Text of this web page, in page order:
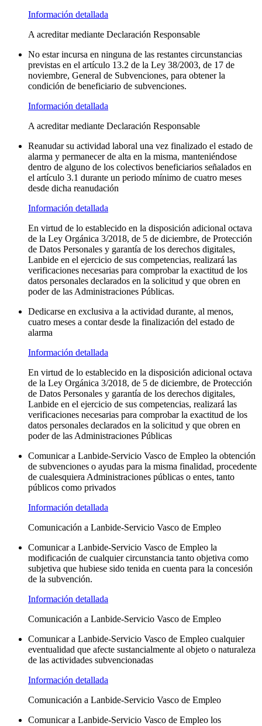
Información detallada
A acreditar mediante Declaración Responsable
No estar incursa en ninguna de las restantes circunstancias
previstas en el artículo 13.2 de la Ley 38/2003, de 17 de
noviembre, General de Subvenciones, para obtener la
condición de beneficiario de subvenciones.
Información detallada
A acreditar mediante Declaración Responsable
Reanudar su actividad laboral una vez finalizado el estado de
alarma y permanecer de alta en la misma, manteniéndose
dentro de alguno de los colectivos beneficiarios señalados en
el artículo 3.1 durante un periodo mínimo de cuatro meses
desde dicha reanudación
Información detallada
En virtud de lo establecido en la disposición adicional octava
de la Ley Orgánica 3/2018, de 5 de diciembre, de Protección
de Datos Personales y garantía de los derechos digitales,
Lanbide en el ejercicio de sus competencias, realizará las
verificaciones necesarias para comprobar la exactitud de los
datos personales declarados en la solicitud y que obren en
poder de las Administraciones Públicas.
Dedicarse en exclusiva a la actividad durante, al menos,
cuatro meses a contar desde la finalización del estado de
alarma
Información detallada
En virtud de lo establecido en la disposición adicional octava
de la Ley Orgánica 3/2018, de 5 de diciembre, de Protección
de Datos Personales y garantía de los derechos digitales,
Lanbide en el ejercicio de sus competencias, realizará las
verificaciones necesarias para comprobar la exactitud de los
datos personales declarados en la solicitud y que obren en
poder de las Administraciones Públicas
Comunicar a Lanbide-Servicio Vasco de Empleo la obtención
de subvenciones o ayudas para la misma finalidad, procedente
de cualesquiera Administraciones públicas o entes, tanto
públicos como privados
Información detallada
Comunicación a Lanbide-Servicio Vasco de Empleo
Comunicar a Lanbide-Servicio Vasco de Empleo la
modificación de cualquier circunstancia tanto objetiva como
subjetiva que hubiese sido tenida en cuenta para la concesión
de la subvención.
Información detallada
Comunicación a Lanbide-Servicio Vasco de Empleo
Comunicar a Lanbide-Servicio Vasco de Empleo cualquier
eventualidad que afecte sustancialmente al objeto o naturaleza
de las actividades subvencionadas
Información detallada
Comunicación a Lanbide-Servicio Vasco de Empleo
Comunicar a Lanbide-Servicio Vasco de Empleo los